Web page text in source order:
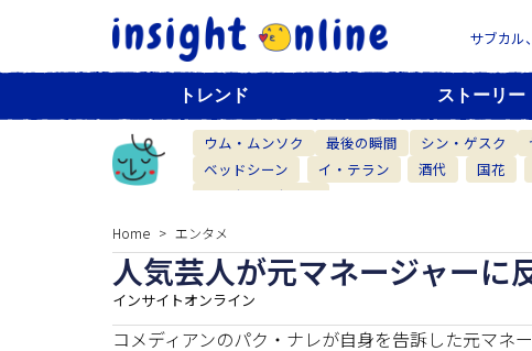
サブカル
トレンド ストーリー
ウム・ムンソク 最後の瞬間 シン・ゲスク
ベッドシーン
イ・テラン 酒代 国花
ベーカリーカフェ
Home エンタメ
人気芸人が元マネージャーに
インサイトオンライン
コメディアンのパク・ナレが自身を告訴した元マネ